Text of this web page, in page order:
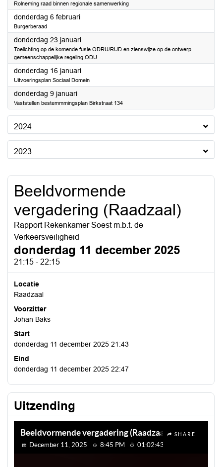
Rolneming raad binnen regionale samenwerking
donderdag 6 februari2025
Burgerberaad
donderdag 23 januari2025
Toelichting op de komende fusie ODRU/RUD en zienswijze op de ontwerp
gemeenschappelijke regeling ODU
donderdag 16 januari2025
Uitvoeringsplan Sociaal Domein
donderdag 9 januari2025
Vaststellen bestemmmingsplan Birkstraat 134
2024
2023
Beeldvormende
vergadering (Raadzaal)
Rapport Rekenkamer Soest m.b.t. de
Verkeersveiligheid
donderdag 11 december 2025
21:15 - 22:15
Locatie
Raadzaal
Voorzitter
Johan Baks
Start
donderdag 11 december 2025 21:43
Eind
donderdag 11 december 2025 22:47
Uitzending